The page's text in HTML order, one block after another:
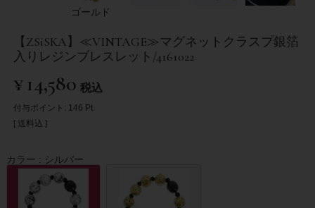
ゴールド
【ZSiSKA】≪VINTAGE≫マグネットクラスプ銀箔
入りレジンブレスレット/4161022
¥14,580 税込
付与ポイント: 146 Pt.
送料込
カラー シルバー